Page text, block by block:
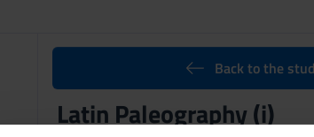
Back to the
Latin Paleography (i)